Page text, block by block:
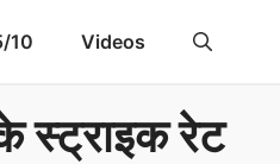
10 Videos
स्ट्राइक रेट